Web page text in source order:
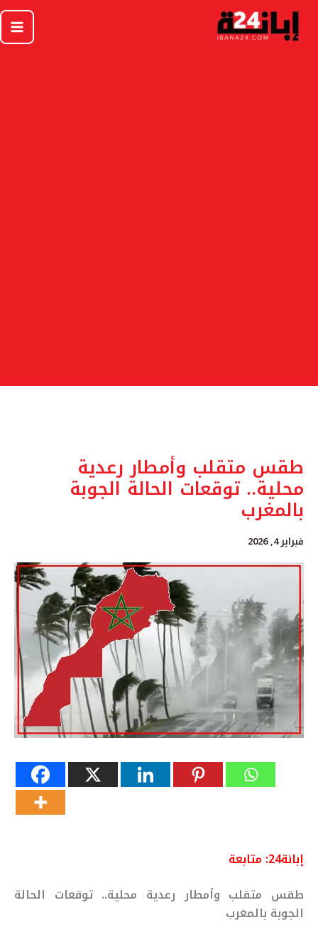
تخطي
المحتوى
طقس متقلب وأمطار رعدية
محلية.. توقعات الحالة الجوبة
بالمغرب
فبراير 4, 2026
إبانة24:
متابعة
طقس متقلب وأمطار رعدية محلية.. توقعات الحالة
الجوبة بالمغرب